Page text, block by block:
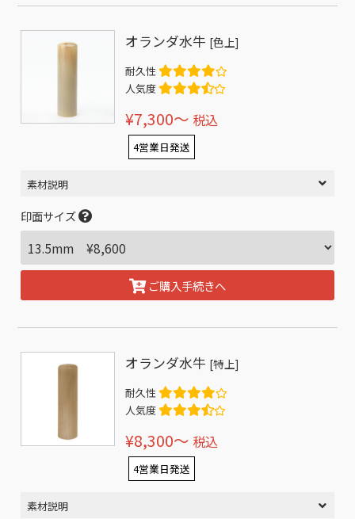
オランダ水牛 [色上]
耐久性
人気度
¥7,300〜 税込
4営業日発送
素材説明
印面サイズ
ご購入手続きへ
オランダ水牛 [特上]
耐久性
人気度
¥8,300〜 税込
4営業日発送
素材説明